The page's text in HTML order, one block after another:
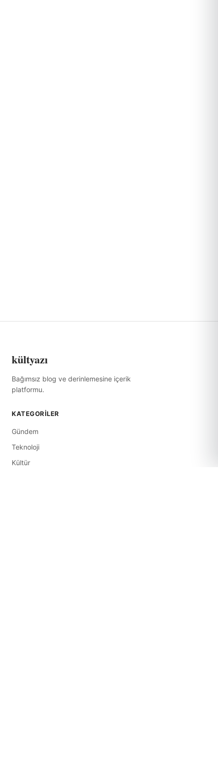
kültyazı
Bağımsız blog ve derinlemesine içerik
platformu.
KATEGORILER
Gündem
Teknoloji
Kültür